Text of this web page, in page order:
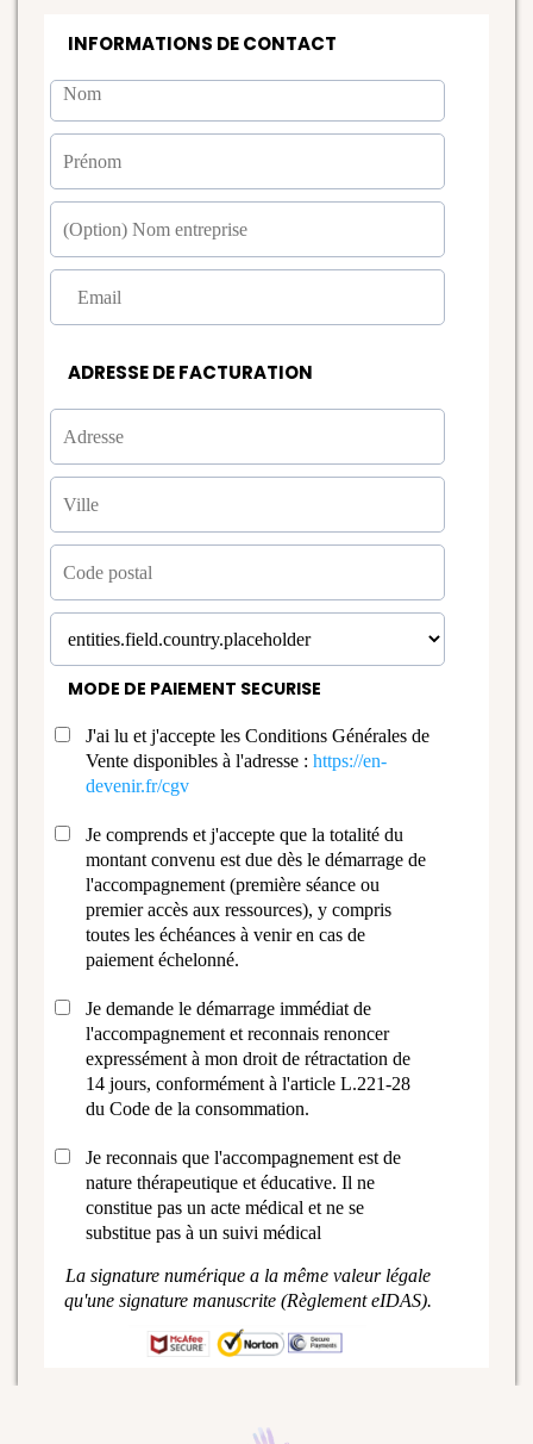
INFORMATIONS DE CONTACT
ADRESSE DE FACTURATION
MODE DE PAIEMENT SECURISE
J'ai lu et j'accepte les Conditions Générales de
Vente disponibles à l'adresse : https://en-
devenir.fr/cgv
Je comprends et j'accepte que la totalité du
montant convenu est due dès le démarrage de
l'accompagnement (première séance ou
premier accès aux ressources), y compris
toutes les échéances à venir en cas de
paiement échelonné.
Je demande le démarrage immédiat de
l'accompagnement et reconnais renoncer
expressément à mon droit de rétractation de
14 jours, conformément à l'article L.221-28
du Code de la consommation.
Je reconnais que l'accompagnement est de
nature thérapeutique et éducative. Il ne
constitue pas un acte médical et ne se
substitue pas à un suivi médical
La signature numérique a la même valeur légale
qu'une signature manuscrite (Règlement eIDAS).